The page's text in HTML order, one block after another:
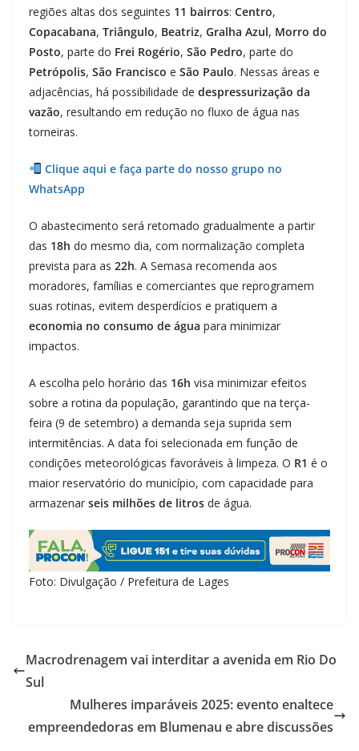
regiões altas dos seguintes 11 bairros: Centro,
Copacabana, Triângulo, Beatriz, Gralha Azul, Morro do
Posto, parte do Frei Rogério, São Pedro, parte do
Petrópolis, São Francisco e São Paulo. Nessas áreas e
adjacências, há possibilidade de despressurização da
vazão, resultando em redução no fluxo de água nas
torneiras.
Clique aqui e faça parte do nosso grupo no
WhatsApp
O abastecimento será retomado gradualmente a partir
das 18h do mesmo dia, com normalização completa
prevista para as 22h. A Semasa recomenda aos
moradores, famílias e comerciantes que reprogramem
suas rotinas, evitem desperdícios e pratiquem a
economia no consumo de água para minimizar
impactos.
A escolha pelo horário das 16h visa minimizar efeitos
sobre a rotina da população, garantindo que na terça-
feira (9 de setembro) a demanda seja suprida sem
intermitências. A data foi selecionada em função de
condições meteorológicas favoráveis à limpeza. O R1 é o
maior reservatório do município, com capacidade para
armazenar seis milhões de litros de água.
Foto: Divulgação / Prefeitura de Lages
Macrodrenagem vai interditar a avenida em Rio Do
Sul
Mulheres imparáveis 2025: evento enaltece
empreendedoras em Blumenau e abre discussões